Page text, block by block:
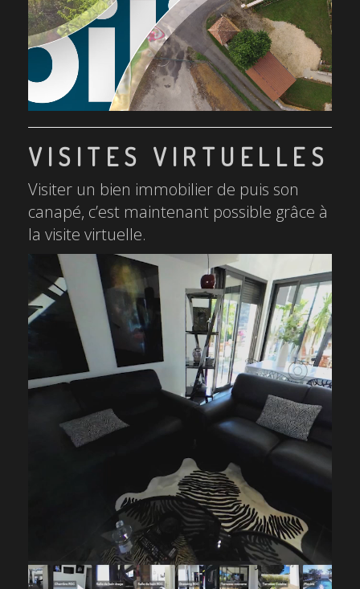
VISITES VIRTUELLES
Visiter un bien immobilier de puis son
canapé, c’est maintenant possible grâce à
la visite virtuelle.